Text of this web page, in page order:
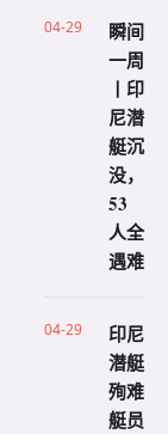
04-29
瞬间
一周
丨印
尼潜
艇沉
没，
53
人全
遇难
04-29
印尼
潜艇
殉难
艇员